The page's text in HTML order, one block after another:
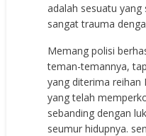
adalah sesuatu
sangat trauma
Memang polisi
teman-temannya,
yang diterima
yang telah
sebanding dengan
seumur hidupnya.